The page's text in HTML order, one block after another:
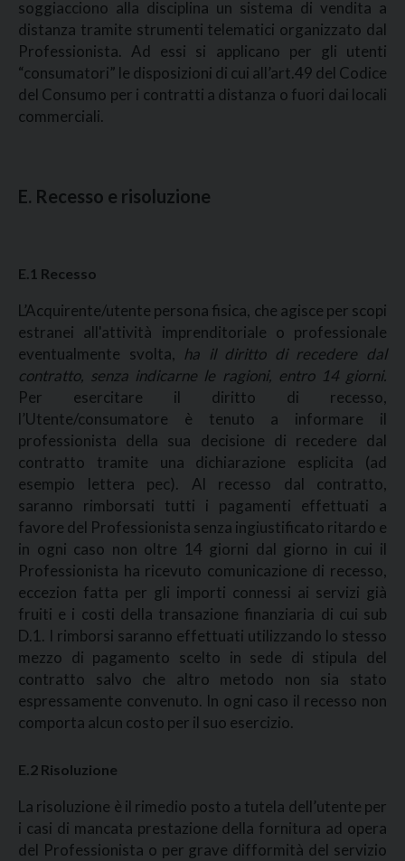
soggiacciono alla disciplina un sistema di vendita a
distanza tramite strumenti telematici organizzato dal
Professionista. Ad essi si applicano per gli utenti
“consumatori” le disposizioni di cui all’art.49 del Codice
del Consumo per i contratti a distanza o fuori dai locali
commerciali.
E. Recesso e risoluzione
E.1 Recesso
L’Acquirente/utente persona fisica, che agisce per scopi
estranei all'attività imprenditoriale o professionale
eventualmente svolta, ha il diritto di recedere dal
contratto, senza indicarne le ragioni, entro 14 giorni.
Per esercitare il diritto di recesso,
l’Utente/consumatore è tenuto a informare il
professionista della sua decisione di recedere dal
contratto tramite una dichiarazione esplicita (ad
esempio lettera pec). Al recesso dal contratto,
saranno rimborsati tutti i pagamenti effettuati a
favore del Professionista senza ingiustificato ritardo e
in ogni caso non oltre 14 giorni dal giorno in cui il
Professionista ha ricevuto comunicazione di recesso,
eccezion fatta per gli importi connessi ai servizi già
fruiti e i costi della transazione finanziaria di cui sub
D.1. I rimborsi saranno effettuati utilizzando lo stesso
mezzo di pagamento scelto in sede di stipula del
contratto salvo che altro metodo non sia stato
espressamente convenuto. In ogni caso il recesso non
comporta alcun costo per il suo esercizio.
E.2 Risoluzione
La risoluzione è il rimedio posto a tutela dell’utente per
i casi di mancata prestazione della fornitura ad opera
del Professionista o per grave difformità del servizio